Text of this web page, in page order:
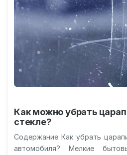
Как можно убрать
стекле?
Содержание Как убрать
автомобиля? Мелкие